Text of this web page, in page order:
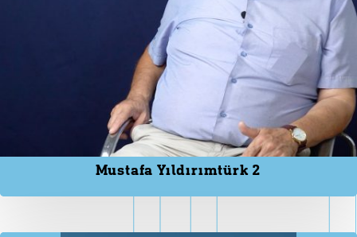
Mustafa Yıldırımtürk 2